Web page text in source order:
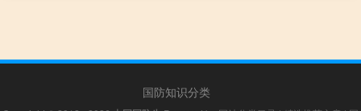
国防知识分类